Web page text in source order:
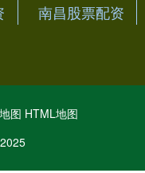
南昌股票配资
图 HTML地图